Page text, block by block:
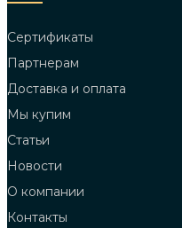
Сертификаты
Партнерам
Доставка и оплата
Мы купим
Статьи
Новости
О компании
Контакты